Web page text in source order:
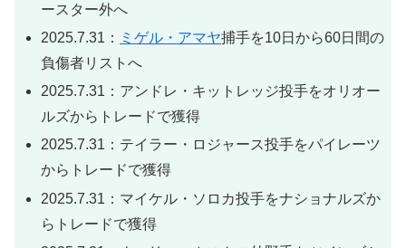
ースター外へ
2025.7.31：
ミゲル・アマヤ捕手を10日から60日間の
負傷者リストへ
2025.7.31：アンドレ・キットレッジ投手をオリオー
ルズからトレードで獲得
2025.7.31：テイラー・ロジャース投手をパイレーツ
からトレードで獲得
2025.7.31：マイケル・ソロカ投手をナショナルズか
らトレードで獲得